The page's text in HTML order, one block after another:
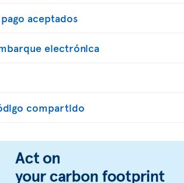
aceptados
electrónica
compartido